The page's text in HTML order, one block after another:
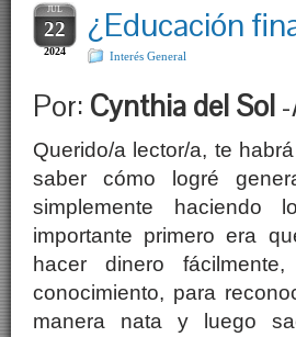
JUL
22
2024
¿Educación
Interés General
Por: Cynthia del Sol
Querido/a lector/a, te
saber cómo logré
simplemente
importante primero era
hacer dinero
conocimiento, para
manera nata y luego